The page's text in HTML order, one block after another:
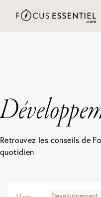
Retrouvez les conseils de
quotidien